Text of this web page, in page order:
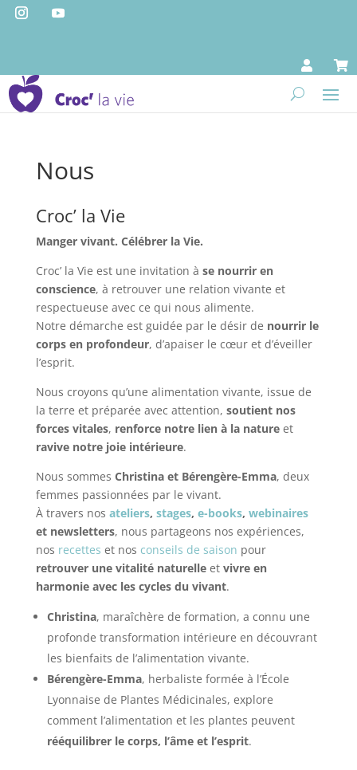
 
Nous
Croc’ la Vie
Manger vivant. Célébrer la Vie.
Croc’ la Vie est une invitation à se nourrir en
conscience, à retrouver une relation vivante et
respectueuse avec ce qui nous alimente.
Notre démarche est guidée par le désir de nourrir le
corps en profondeur, d’apaiser le cœur et d’éveiller
l’esprit.
Nous croyons qu’une alimentation vivante, issue de
la terre et préparée avec attention, soutient nos
forces vitales, renforce notre lien à la natureet
ravive notre joie intérieure.
Nous sommes Christina et Bérengère-Emma, deux
femmes passionnées par le vivant.
À travers nos ateliers, stages, e-books, webinaires
et newsletters, nous partageons nos expériences,
nos recettes et nos conseils de saison pour
retrouver une vitalité naturelleet vivre en
harmonie avec les cycles du vivant.
Christina, maraîchère de formation, a connu une
profonde transformation intérieure en découvrant
les bienfaits de l’alimentation vivante.
Bérengère-Emma, herbaliste formée à l’École
Lyonnaise de Plantes Médicinales, explore
comment l’alimentation et les plantes peuvent
rééquilibrer le corps, l’âme et l’esprit.